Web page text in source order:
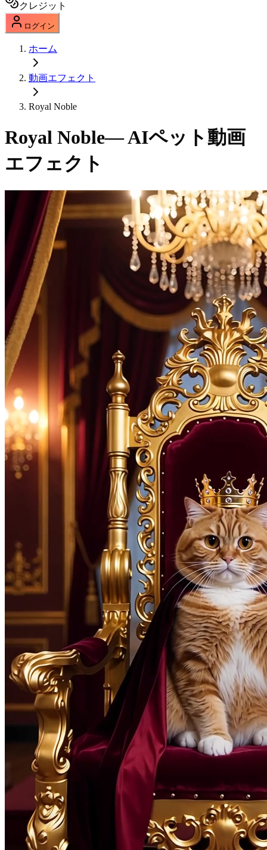
クレジット
ログイン
ホーム
動画エフェクト
Royal Noble
Royal Noble— AIペット動画
エフェクト